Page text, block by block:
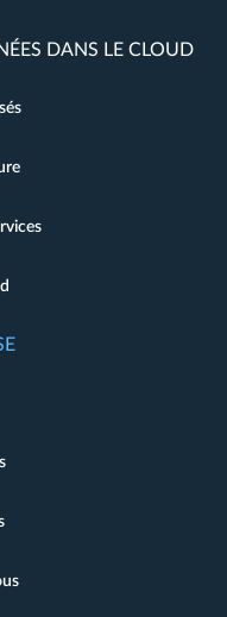
DANS LE CLOUD